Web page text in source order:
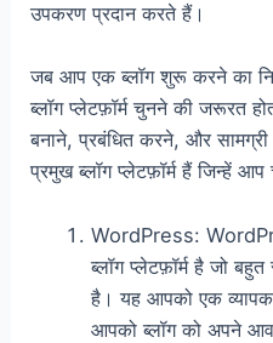
उपकरण प्रदान करते हैं।
जब आप एक ब्लॉग शुरू करने का
ब्लॉग प्लेटफ़ॉर्म चुनने की जरूरत
बनाने, प्रबंधित करने, और
प्रमुख ब्लॉग प्लेटफ़ॉर्म हैं जिन्हें
WordPress:
ब्लॉग प्लेटफ़ॉर्म है जो बहुत
है। यह आपको एक
आपको ब्लॉग को अपने